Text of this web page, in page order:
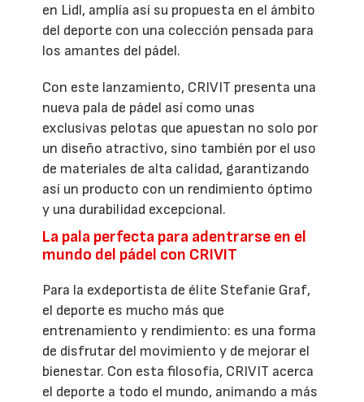
en Lidl, amplía así su propuesta en el ámbito
del deporte con una colección pensada para
los amantes del pádel.
Con este lanzamiento, CRIVIT presenta una
nueva pala de pádel así como unas
exclusivas pelotas que apuestan no solo por
un diseño atractivo, sino también por el uso
de materiales de alta calidad, garantizando
así un producto con un rendimiento óptimo
y una durabilidad excepcional.
La pala perfecta para adentrarse en el
mundo del pádel con CRIVIT
Para la exdeportista de élite Stefanie Graf,
el deporte es mucho más que
entrenamiento y rendimiento: es una forma
de disfrutar del movimiento y de mejorar el
bienestar. Con esta filosofía, CRIVIT acerca
el deporte a todo el mundo, animando a más